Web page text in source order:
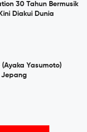
30 Tahun Bermusik
Diakui Dunia
Yasumoto)
Jepang